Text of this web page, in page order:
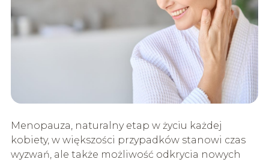
Menopauza, naturalny etap w życiu każdej
kobiety, w większości przypadków stanowi czas
wyzwań, ale także możliwość odkrycia nowych